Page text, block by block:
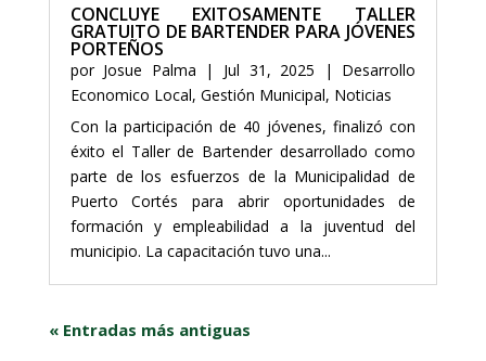
CONCLUYE EXITOSAMENTE TALLER
GRATUITO DE BARTENDER PARA JÓVENES
PORTEÑOS
por Josue Palma | Jul 31, 2025 | Desarrollo
Economico Local, Gestión Municipal, Noticias
Con la participación de 40 jóvenes, finalizó con
éxito el Taller de Bartender desarrollado como
parte de los esfuerzos de la Municipalidad de
Puerto Cortés para abrir oportunidades de
formación y empleabilidad a la juventud del
municipio. La capacitación tuvo una...
« Entradas más antiguas